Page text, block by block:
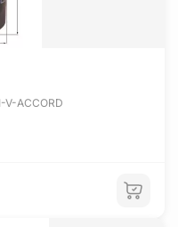
V-ACCORD